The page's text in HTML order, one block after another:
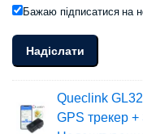
Бажаю підписатися на
Queclink
GPS трекер